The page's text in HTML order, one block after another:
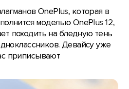
OnePlus, которая в
моделью OnePlus 12,
походить на бледную тень
Девайсу уже
приписывают